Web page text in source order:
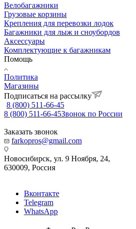
Велобагажники
Грузовые корзины
Крепления для перевозки лодок
Багажники для лыж и сноубордов
Аксессуары
Комплектующие к багажникам
Помощь
Политика
Магазины
Подписаться на рассылку
8 (800) 511-66-45
8 (800) 511-66-45Звонок по России
Заказать звонок
farkopros@gmail.com
Новосибирск, ул. 9 Ноября, 24,
630009, Россия
Вконтакте
Telegram
WhatsApp